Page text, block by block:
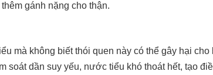
gánh nặng cho thận.
mà không biết thói quen này có thể gây hại cho
soát dần suy yếu, nước tiểu khó thoát hết, tạo